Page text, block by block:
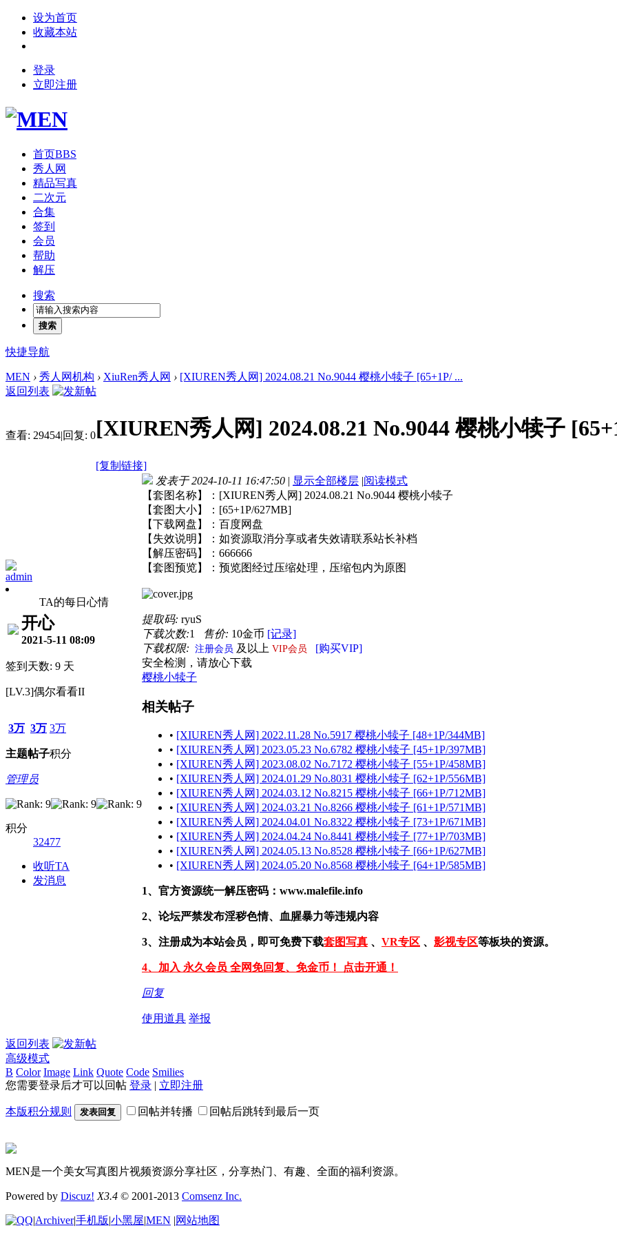
设为首页
收藏本站
登录
立即注册
首页BBS
秀人网
精品写真
二次元
合集
签到
会员
帮助
解压
搜索
搜索
快捷导航
MEN › 秀人网机构 › XiuRen秀人网 › [XIUREN秀人网] 2024.08.21 No.9044 樱桃小犊子 [65+1P/ ...
返回列表
查看: 29454|回复: 0[XIUREN秀人网] 2024.08.21 No.9044 樱桃小犊子
[复制链接]
admin
TA的每日心情
开心
2021-5-11 08:09
签到天数: 9 天
[LV.3]偶尔看看II
3万
主题
3万
帖子
3万
积分
管理员
积分
32477
收听TA
发消息
发表于 2024-10-11 16:47:50 | 显示全部楼层 |阅读模式
【套图名称】：[XIUREN秀人网] 2024.08.21 No.9044 樱桃小犊子
【套图大小】：[65+1P/627MB]
【下载网盘】：百度网盘
【失效说明】：如资源取消分享或者失效请联系站长补档
【解压密码】：666666
【套图预览】：预览图经过压缩处理，压缩包内为原图
提取码: ryuS
下载次数:1 售价: 10金币 [记录]
下载权限: 注册会员 及以上 VIP会员
[购买VIP]
安全检测，请放心下载
樱桃小犊子
相关帖子
• [XIUREN秀人网] 2022.11.28 No.5917 樱桃小犊子 [48+1P/344MB]
• [XIUREN秀人网] 2023.05.23 No.6782 樱桃小犊子 [45+1P/397MB]
• [XIUREN秀人网] 2023.08.02 No.7172 樱桃小犊子 [55+1P/458MB]
• [XIUREN秀人网] 2024.01.29 No.8031 樱桃小犊子 [62+1P/556MB]
• [XIUREN秀人网] 2024.03.12 No.8215 樱桃小犊子 [66+1P/712MB]
• [XIUREN秀人网] 2024.03.21 No.8266 樱桃小犊子 [61+1P/571MB]
• [XIUREN秀人网] 2024.04.01 No.8322 樱桃小犊子 [73+1P/671MB]
• [XIUREN秀人网] 2024.04.24 No.8441 樱桃小犊子 [77+1P/703MB]
• [XIUREN秀人网] 2024.05.13 No.8528 樱桃小犊子 [66+1P/627MB]
• [XIUREN秀人网] 2024.05.20 No.8568 樱桃小犊子 [64+1P/585MB]
1、官方资源统一解压密码：www.malefile.info
2、论坛严禁发布淫秽色情、血腥暴力等违规内容
3、注册成为本站会员，即可免费下载套图写真 、 VR专区 、 影视专区等板块的资源。
4、加入 永久会员 全网免回复、免金币！ 点击开通！
回复
使用道具 举报
返回列表
高级模式
B Color Image Link Quote Code Smilies
您需要登录后才可以回帖 登录 | 立即注册
本版积分规则 发表回复 回帖并转播 回帖后跳转到最后一页
MEN是一个美女写真图片视频资源分享社区，分享热门、有趣、全面的福利资源。
Powered by Discuz! X3.4 © 2001-2013 Comsenz Inc.
|Archiver|手机版|小黑屋|MEN |网站地图